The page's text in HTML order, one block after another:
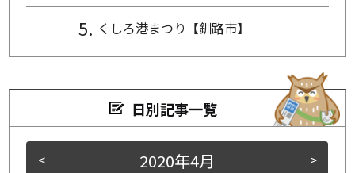
くしろ港まつり【釧路市】
日別記事一覧
< >
2020年4月